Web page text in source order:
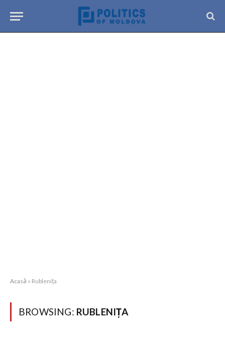
Acasă » Rublenița
BROWSING: RUBLENIȚA